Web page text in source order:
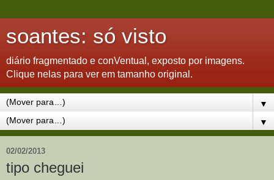
soantes: só visto
diário fragmentado e conVentual, exposto por imagens.
Clique nelas para ver em tamanho original.
▼
▼
02/02/2013
tipo cheguei